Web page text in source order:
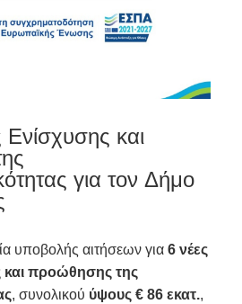
και
για τον Δήμο
υποβολής αιτήσεων για 6 νέες
και προώθησης της
, συνολικού ύψους € 86 εκατ.,